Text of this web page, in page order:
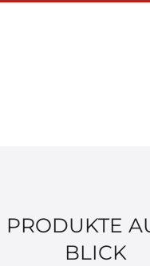
PRODUKTE
BLICK